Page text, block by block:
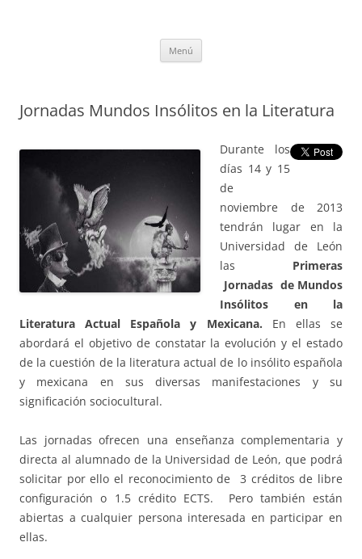
Menú
Jornadas Mundos Insólitos en la Literatura
Durante los
días 14 y 15
de
noviembre de 2013
tendrán lugar en la
Universidad de León
las Primeras
Jornadas de Mundos
Insólitos en la
Literatura Actual Española y Mexicana. En ellas se
abordará el objetivo de constatar la evolución y el estado
de la cuestión de la literatura actual de lo insólito española
y mexicana en sus diversas manifestaciones y su
significación sociocultural.
Las jornadas ofrecen una enseñanza complementaria y
directa al alumnado de la Universidad de León, que podrá
solicitar por ello el reconocimiento de 3 créditos de libre
configuración o 1.5 crédito ECTS. Pero también están
abiertas a cualquier persona interesada en participar en
ellas.